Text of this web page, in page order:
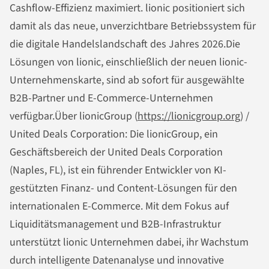
Cashflow-Effizienz maximiert. lionic positioniert sich
damit als das neue, unverzichtbare Betriebssystem für
die digitale Handelslandschaft des Jahres 2026.Die
Lösungen von lionic, einschließlich der neuen lionic-
Unternehmenskarte, sind ab sofort für ausgewählte
B2B-Partner und E-Commerce-Unternehmen
verfügbar.Über lionicGroup (https://lionicgroup.org) /
United Deals Corporation: Die lionicGroup, ein
Geschäftsbereich der United Deals Corporation
(Naples, FL), ist ein führender Entwickler von KI-
gestützten Finanz- und Content-Lösungen für den
internationalen E-Commerce. Mit dem Fokus auf
Liquiditätsmanagement und B2B-Infrastruktur
unterstützt lionic Unternehmen dabei, ihr Wachstum
durch intelligente Datenanalyse und innovative